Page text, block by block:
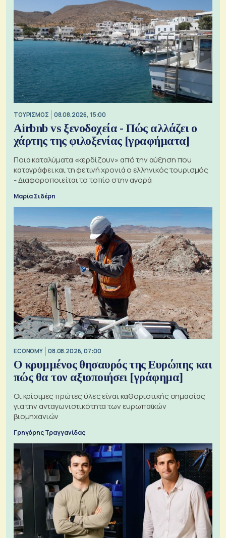
ΤΟΥΡΙΣΜΟΣ 08.08.2026, 15:00
Airbnb vs ξενοδοχεία - Πώς αλλάζει ο
χάρτης της φιλοξενίας [γραφήματα]
Ποια καταλύματα «κερδίζουν» από την αύξηση που
καταγράφει και τη φετινή χρονιά ο ελληνικός τουρισμός
- Διαφοροποιείται το τοπίο στην αγορά
Μαρία Σιδέρη
ECONOMY 08.08.2026, 07:00
Ο κρυμμένος θησαυρός της Ευρώπης και
πώς θα τον αξιοποιήσει [γράφημα]
Οι κρίσιμες πρώτες ύλες είναι καθοριστικής σημασίας
για την ανταγωνιστικότητα των ευρωπαϊκών
βιομηχανιών
Γρηγόρης Τραγγανίδας